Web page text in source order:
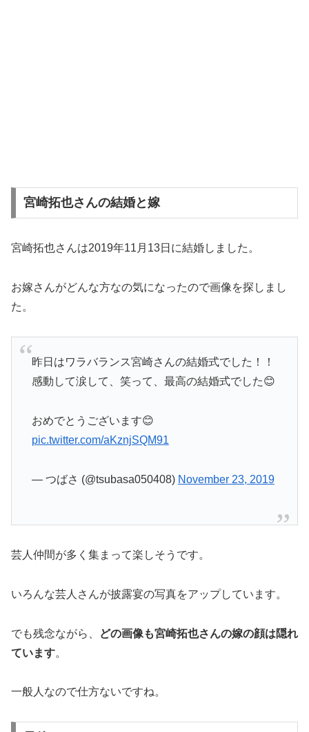
宮崎拓也さんの結婚と嫁
宮崎拓也さんは2019年11月13日に結婚しました。
お嫁さんがどんな方なの気になったので画像を探しまし
た。
昨日はワラバランス宮崎さんの結婚式でした！！
感動して涙して、笑って、最高の結婚式でした😊
おめでとうございます😊
pic.twitter.com/aKznjSQM91
— つばさ (@tsubasa050408) November 23, 2019
芸人仲間が多く集まって楽しそうです。
いろんな芸人さんが披露宴の写真をアップしています。
でも残念ながら、
どの画像も宮崎拓也さんの嫁の顔は隠れ
ています。
一般人なので仕方ないですね。